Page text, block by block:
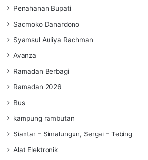
Penahanan Bupati
Sadmoko Danardono
Syamsul Auliya Rachman
Avanza
Ramadan Berbagi
Ramadan 2026
Bus
kampung rambutan
Siantar – Simalungun, Sergai – Tebing
Alat Elektronik